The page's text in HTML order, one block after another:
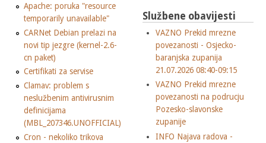
Apache: poruka "resource
temporarily unavailable"
CARNet Debian prelazi na
novi tip jezgre (kernel-2.6-
cn paket)
Certifikati za servise
Clamav: problem s
neslužbenim antivirusnim
definicijama
(MBL_207346.UNOFFICIAL)
Cron - nekoliko trikova
Službene obavijesti
VAZNO Prekid mrezne
povezanosti - Osjecko-
baranjska zupanija
21.07.2026 08:40-09:15
VAZNO Prekid mrezne
povezanosti na podrucju
Pozesko-slavonske
zupanije
INFO Najava radova -